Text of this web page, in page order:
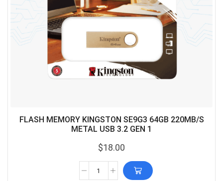
FLASH MEMORY KINGSTON SE9G3 64GB 220MB/S
METAL USB 3.2 GEN 1
$18.00